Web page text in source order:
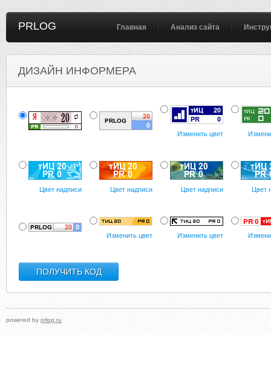
PRLOG Главная Анализ сайта
ДИЗАЙН ИНФОРМЕРА
Изменить цвет
Цвет надписи Цвет надписи Цвет надписи Цвет
Изменить цвет Изменить цвет
powered by prlog.ru